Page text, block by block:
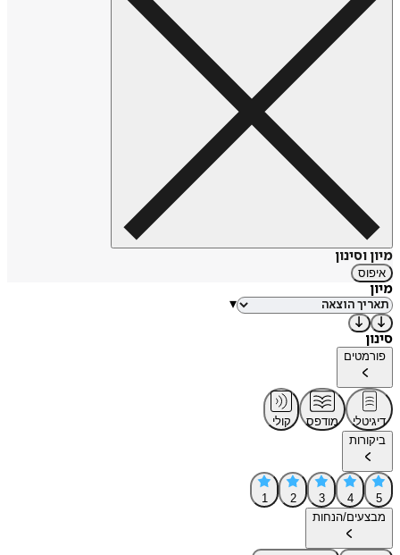
מיון וסינון
איפוס
מיון
▾
סינון
פורמטים
דיגיטלי מודפס
קולי
ביקורות
5
4
3
2
1
מבצעים/הנחות